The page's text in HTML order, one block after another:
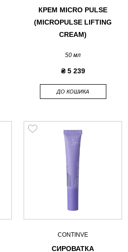
КРЕМ MICRO PULSE
(MICROPULSE LIFTING
CREAM)
50 мл
₴ 5 239
ДО КОШИКА
CONTINVE
СИРОВАТКА